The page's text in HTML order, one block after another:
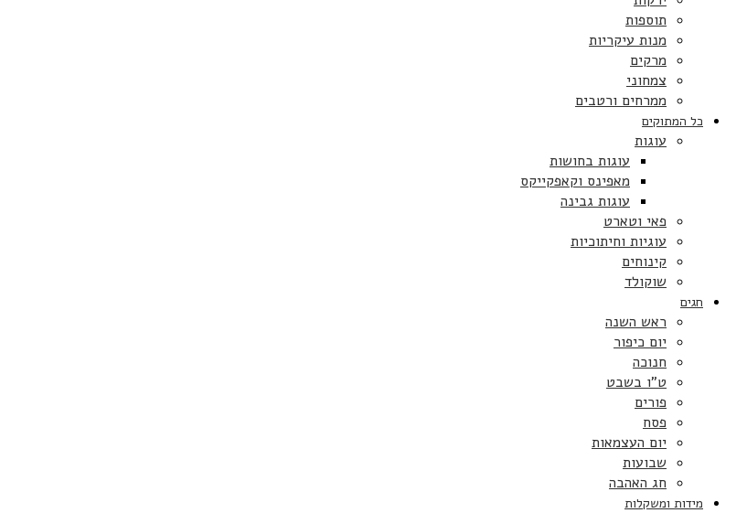
תוספות
מנות עיקריות
מרקים
צמחוני
ממרחים ורטבים
כל המתוקים
עוגות
עוגות בחושות
מאפינס וקאפקייקס
עוגות גבינה
פאי וטארט
עוגיות וחיתוכיות
קינוחים
שוקולד
חגים
ראש השנה
יום כיפור
חנוכה
ט”ו בשבט
פורים
פסח
יום העצמאות
שבועות
חג האהבה
מידות ומשקלות